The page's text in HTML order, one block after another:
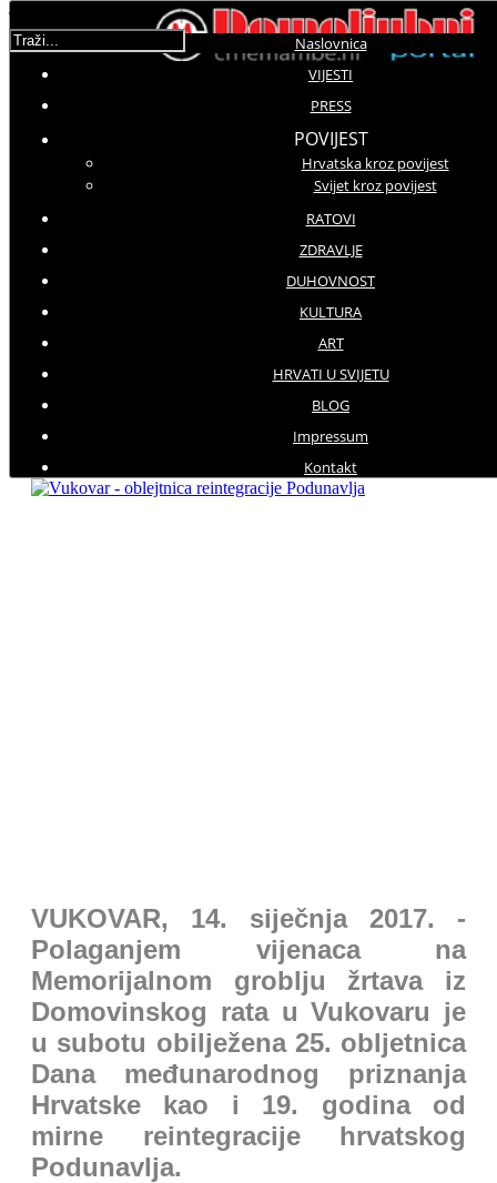
Naslovnica
VIJESTI
PRESS
POVIJEST
Hrvatska kroz povijest
Svijet kroz povijest
RATOVI
ZDRAVLJE
DUHOVNOST
KULTURA
ART
HRVATI U SVIJETU
BLOG
Impressum
Kontakt
Traži...
Molimo ocijenite
Subota, 14 Siječanj 2017 14:35
Položeni vijenci na Memorijalnom groblju žrtava iz
Vukovar: obilježena obljetnica
priznanja Hrvatske te reintegracija
Podunavlja
VUKOVAR, 14. siječnja 2017. -
Polaganjem vijenaca na
Memorijalnom groblju žrtava iz
Domovinskog rata u Vukovaru je
u subotu obilježena 25. obljetnica
Dana međunarodnog priznanja
Hrvatske kao i 19. godina od
mirne reintegracije hrvatskog
Podunavlja.